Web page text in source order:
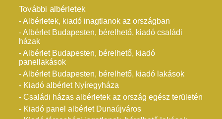
További albérletek
- Albérletek, kiadó inagtlanok az országban
- Albérlet Budapesten, bérelhető, kiadó családi
házak
- Albérlet Budapesten, bérelhető, kiadó
panellakások
- Albérlet Budapesten, bérelhető, kiadó lakások
- Kiadó albérlet Nyíregyháza
- Családi házas albérletek az ország egész területén
- Kiadó panel albérlet Dunaújváros